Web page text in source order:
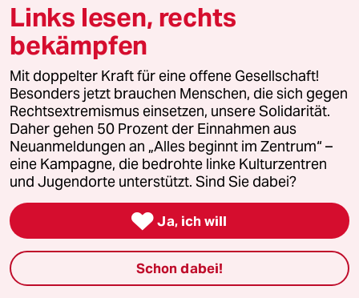
Und wenn ich den Eindruck habe, die
Medien informieren mich "gefiltert"
und müssten Fakten immer so
verpacken, damit auch bloß nicht
"falsche Schlüsse gezogen" werden -
dann halte ich auch das für
gefährlich. Es ist nicht Aufgabe der
Medien, mich zu erziehen. Ich
entscheide selbst, wie ich Fakten
bewerte und möchte dazu möglichst
ein umfassendes Bild aller objektiven
Umstände erhalten. Auch das ist ein
Grund, warum ich taz und WELT
neben anderen Zeitungen verfolge.
Ich will verschiedene Perspektiven
sehen und nicht "erzogen werden".
Links lesen, rechts
bekämpfen
Mit doppelter Kraft für eine offene Gesellschaft!
Besonders jetzt brauchen Menschen, die sich gegen
Rechtsextremismus einsetzen, unsere Solidarität.
Daher gehen 50 Prozent der Einnahmen aus
Neuanmeldungen an „Alles beginnt im Zentrum“ –
eine Kampagne, die bedrohte linke Kulturzentren
und Jugendorte unterstützt. Sind Sie dabei?
 Ja, ich will
Schon dabei!